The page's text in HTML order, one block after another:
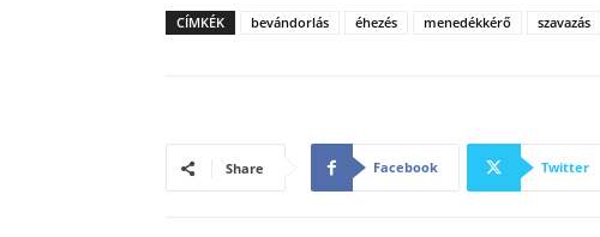
CÍMKÉK bevándorlás éhezés menedékkérő szavazás
Share Facebook Twitter